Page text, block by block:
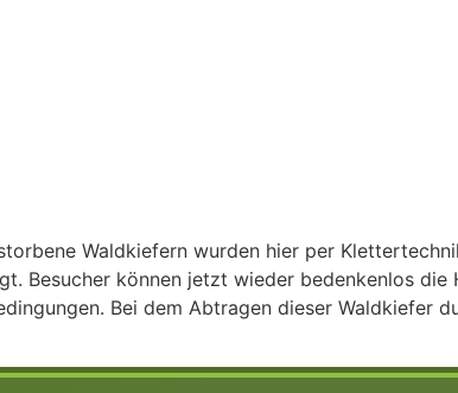
Waldkiefern wurden hier per
Besucher können jetzt wieder bedenkenlos
Bei dem Abtragen dieser Waldkiefer